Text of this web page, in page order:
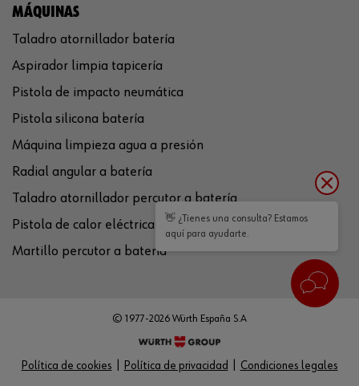
MÁQUINAS
Taladro atornillador batería
Aspirador limpia tapicería
Pistola de impacto neumática
Pistola silicona batería
Máquina limpieza agua a presión
Radial angular a batería
Taladro atornillador percutor a batería
Pistola de calor eléctrica
Martillo percutor a batería
Política de cookies Política de privacidad Condiciones legales
© 1977-2026 Würth España S.A
👋 ¿Tienes una consulta? Estamos
aquí para ayudarte.